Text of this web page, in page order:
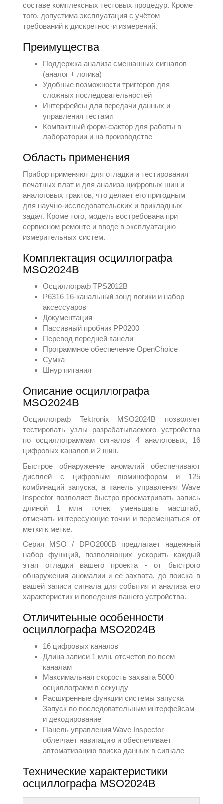
составе комплексных тестовых процедур. Кроме
того, допустима эксплуатация с учётом
требований к дискретности измерений.
Преимущества
Поддержка анализа смешанных сигналов
(аналог + логика)
Удобные возможности триггеров для
сложных последовательностей
Интерфейсы для передачи данных и
управления тестами
Компактный форм-фактор для работы в
лаборатории и на производстве
Область применения
Прибор применяют для отладки и тестирования
печатных плат и для анализа цифровых шин и
аналоговых трактов, что делает его пригодным
для научно-исследовательских и прикладных
задач. Кроме того, модель востребована при
сервисном ремонте и вводе в эксплуатацию
измерительных систем.
Комплектация осциллографа
MSO2024B
Осциллограф TPS2012B
P6316 16-канальный зонд логики и набор
аксессуаров
Документация
Пассивный пробник PP0200
Перевод передней панели
Программное обеспечение OpenChoice
Сумка
Шнур питания
Описание осциллографа
MSO2024B
Осциллограф Tektronix MSO2024B позволяет
тестировать узлы разрабатываемого устройства
по осциллограммам сигналов 4 аналоговых, 16
цифровых каналов и 2 шин.
Быстрое обнаружение аномалий обеспечивают
дисплей с цифровым люминофором и 125
комбинаций запуска, а панель управления Wave
Inspector позволяет быстро просматривать запись
длиной 1 млн точек, уменьшать масштаб,
отмечать интересующие точки и перемещаться от
метки к метке.
Серия MSO / DPO2000B предлагает надежный
набор функций, позволяющих ускорить каждый
этап отладки вашего проекта - от быстрого
обнаружения аномалии и ее захвата, до поиска в
вашей записи сигнала для события и анализа его
характеристик и поведения вашего устройства.
Отличитеьные особенности
осциллографа MSO2024B
16 цифровых каналов
Длина записи 1 млн. отсчетов по всем
каналам
Максимальная скорость захвата 5000
осциллограмм в секунду
Расширенные функции системы запуска
Запуск по последовательным интерфейсам
и декодирование
Панель управления Wave Inspector
облегчает навигацию и обеспечивает
автоматизацию поиска данных в сигнале
Теxнические xарактеристики
осциллографа MSO2024B